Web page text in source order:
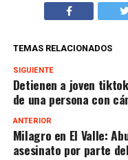
TEMAS RELACIONADOS
SIGUIENTE
Detienen a joven
de una persona con
ANTERIOR
Milagro en El Valle:
asesinato por parte